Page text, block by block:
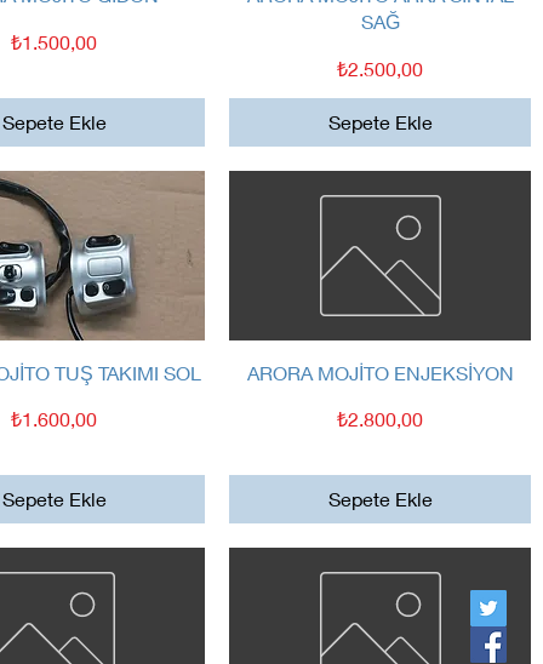
Fiyat
₺1.500,00
Sepete Ekle
SAĞ
Fiyat
₺2.500,00
Sepete Ekle
Hızlı Bakış
TUŞ TAKIMI SOL
Fiyat
₺1.600,00
Sepete Ekle
Hızlı Bakış
ARORA MOJİTO ENJEKSİYON
Fiyat
₺2.800,00
Sepete Ekle